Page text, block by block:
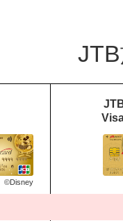
©Disney